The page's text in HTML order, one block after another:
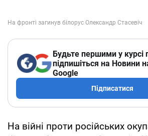
Будьте першими у курсі
підпишіться на Новини
Google
Підписатися
На війні проти російських